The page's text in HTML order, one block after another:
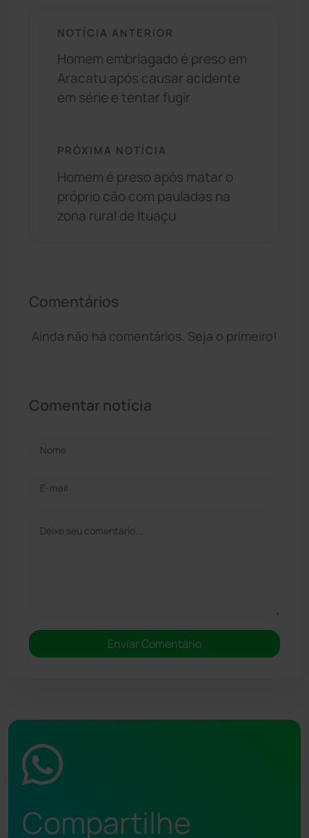
NOTÍCIA ANTERIOR
Homem embriagado é preso em
Aracatu após causar acidente
em série e tentar fugir
PRÓXIMA NOTÍCIA
Homem é preso após matar o
próprio cão com pauladas na
zona rural de Ituaçu
Comentários
Ainda não há comentários. Seja o primeiro!
Comentar notícia
Compartilhe